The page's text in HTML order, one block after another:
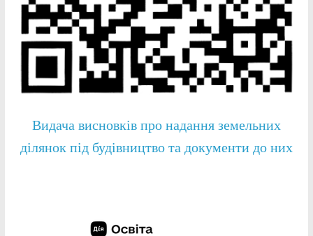
Видача висновків про надання земельних
ділянок під будівництво та документи до них